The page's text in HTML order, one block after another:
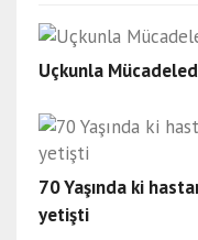
Uçkunla
70 Yaşında ki
yetişti